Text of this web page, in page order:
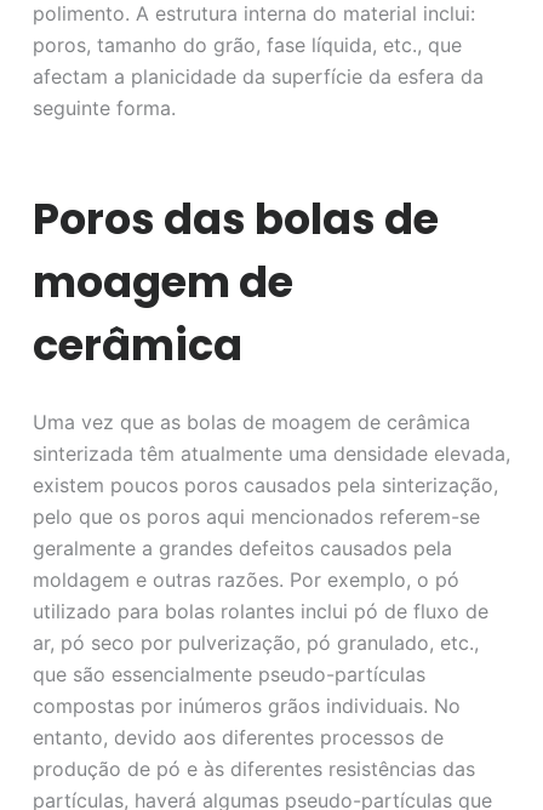
polimento. A estrutura interna do material inclui:
poros, tamanho do grão, fase líquida, etc., que
afectam a planicidade da superfície da esfera da
seguinte forma.
Poros das bolas de
moagem de
cerâmica
Uma vez que as bolas de moagem de cerâmica
sinterizada têm atualmente uma densidade elevada,
existem poucos poros causados pela sinterização,
pelo que os poros aqui mencionados referem-se
geralmente a grandes defeitos causados pela
moldagem e outras razões. Por exemplo, o pó
utilizado para bolas rolantes inclui pó de fluxo de
ar, pó seco por pulverização, pó granulado, etc.,
que são essencialmente pseudo-partículas
compostas por inúmeros grãos individuais. No
entanto, devido aos diferentes processos de
produção de pó e às diferentes resistências das
partículas, haverá algumas pseudo-partículas que